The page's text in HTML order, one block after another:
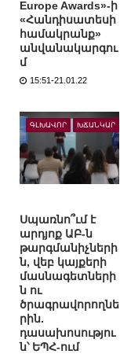
Europe Awards»-ի
«Հանդիսատեսի
համակրանք»
անվանակարգու
մ
15:51-21.01.22
ԳԼԽԱՎՈՐ ԽՃԱՆԿԱՐ
Սպառնո՞ւմ է
արդյոք ԱԲ-ն
թարգմանիչների
ն, վեբ կայքերի
մասնագետների
ն ու
ծրագրավորողնե
րին.
դասախոսությու
ն՝ ԵՊՀ-ում